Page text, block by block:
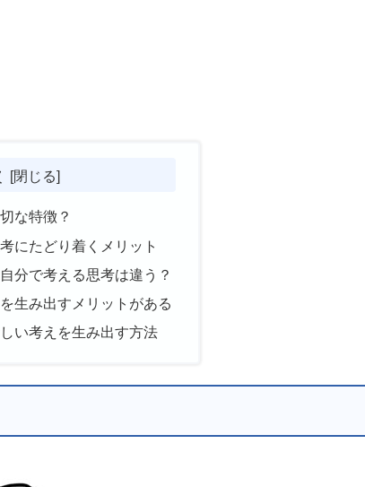
な特徴？
にたどり着くメリット
分で考える思考は違う？
生み出すメリットがある
い考えを生み出す方法